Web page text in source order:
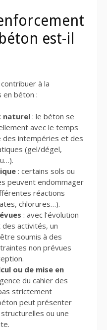
est-il
à la
béton :
naturel : le béton se
avec le temps
des intempéries et des
(gel/dégel,
: certains sols ou
peuvent endommager
réactions
chlorures…).
: avec l’évolution
activités, un
soumis à des
non prévues
ou de mise en
du cahier des
strictement
peut présenter
ou une